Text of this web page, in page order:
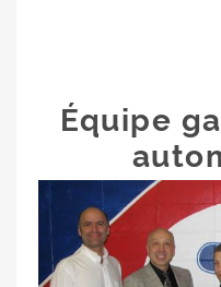
Équipe